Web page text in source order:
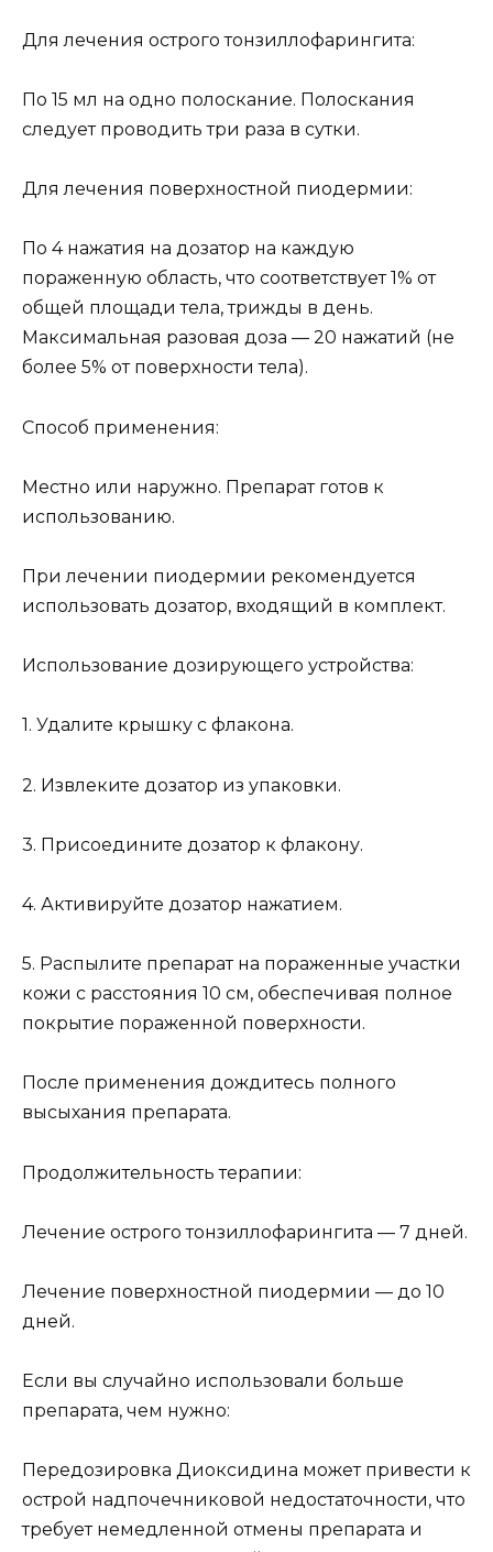
Для лечения острого тонзиллофарингита:
По 15 мл на одно полоскание. Полоскания
следует проводить три раза в сутки.
Для лечения поверхностной пиодермии:
По 4 нажатия на дозатор на каждую
пораженную область, что соответствует 1% от
общей площади тела, трижды в день.
Максимальная разовая доза — 20 нажатий (не
более 5% от поверхности тела).
Способ применения:
Местно или наружно. Препарат готов к
использованию.
При лечении пиодермии рекомендуется
использовать дозатор, входящий в комплект.
Использование дозирующего устройства:
1. Удалите крышку с флакона.
2. Извлеките дозатор из упаковки.
3. Присоедините дозатор к флакону.
4. Активируйте дозатор нажатием.
5. Распылите препарат на пораженные участки
кожи с расстояния 10 см, обеспечивая полное
покрытие пораженной поверхности.
После применения дождитесь полного
высыхания препарата.
Продолжительность терапии:
Лечение острого тонзиллофарингита — 7 дней.
Лечение поверхностной пиодермии — до 10
дней.
Если вы случайно использовали больше
препарата, чем нужно:
Передозировка Диоксидина может привести к
острой надпочечниковой недостаточности, что
требует немедленной отмены препарата и